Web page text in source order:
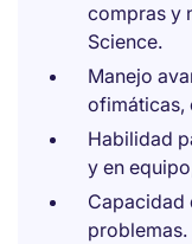
compras y
Science.
Manejo
ofimáticas,
Habilidad
y en
Capacidad
problemas.